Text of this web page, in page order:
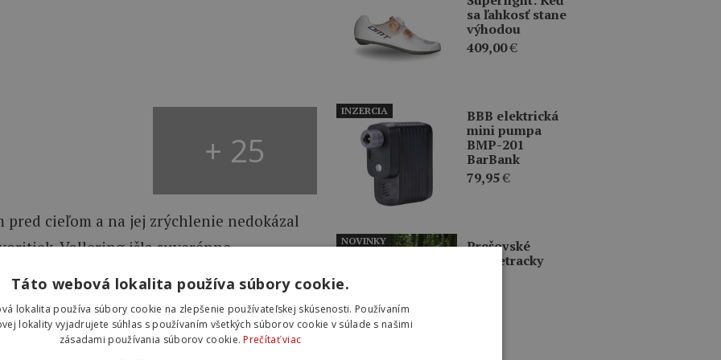
+ 25
cieľom a na jej zrýchlenie nedokázal
Vollering išla suverénne
poľská pretekárka sa neudržala
veľký náskok na čele celkového
sa ľahkosť stane
výhodou
409,00€
BBB elektrická
mini pumpa
BMP-201
BarBank
79,95€
INZERCIA
Prešovské
singletracky
NOVINKY
Táto webová lokalita používa súbory cookie.
lokalita používa súbory cookie na zlepšenie používateľskej skúsenosti. Používaním
lokality vyjadrujete súhlas s používaním všetkých súborov cookie v súlade s našimi
zásadami používania súborov cookie.Prečítať viac